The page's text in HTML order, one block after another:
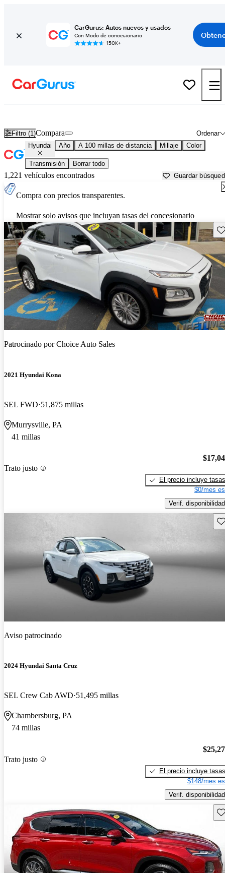
CarGurus: Autos nuevos y usados
Con Modo de concesionario
150K+
Filtro (1) Ordenar
Compara
Hyundai Año A 100 millas de distancia Millaje Color
Transmisión Borrar todo
1,221 vehículos encontrados Guardar
Compra con precios transparentes.
Mostrar solo avisos que incluyan tasas del concesionario
Patrocinado porChoice Auto Sales
2021 Hyundai Kona
SEL FWD 51,875 millas
Murrysville, PA
41 millas
Trato justo
El precio incluye tasas
$0/mes
Verif. disponibilidad
Aviso patrocinado
2024 Hyundai Santa Cruz
SEL Crew Cab AWD 51,495 millas
Chambersburg, PA
74 millas
Trato justo
El precio incluye tasas
$148/mes
Verif. disponibilidad